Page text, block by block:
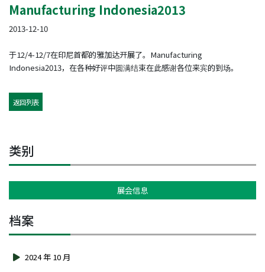
Manufacturing Indonesia2013
2013-12-10
于12/4-12/7在印尼首都的雅加达开展了。Manufacturing
Indonesia2013，在各种好评中圆满结束在此感谢各位来宾的到场。
返回列表
类别
展会信息
档案
2024 年 10 月